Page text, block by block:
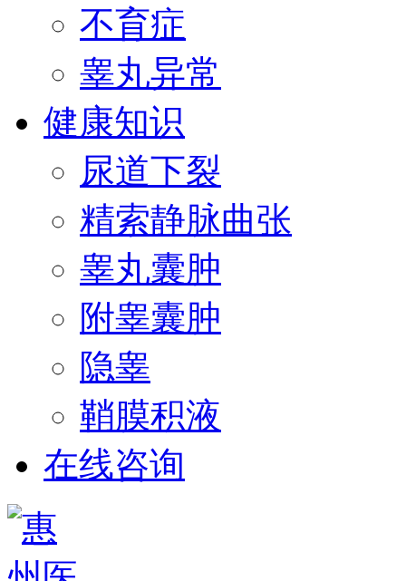
不育症
睾丸异常
健康知识
尿道下裂
精索静脉曲张
睾丸囊肿
附睾囊肿
隐睾
鞘膜积液
在线咨询